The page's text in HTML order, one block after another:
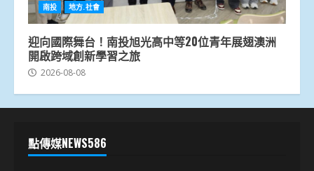
南投 地方.社會
迎向國際舞台！南投旭光高中等20位青年展翅澳洲
開啟跨域創新學習之旅
2026-08-08
點傳媒NEWS586